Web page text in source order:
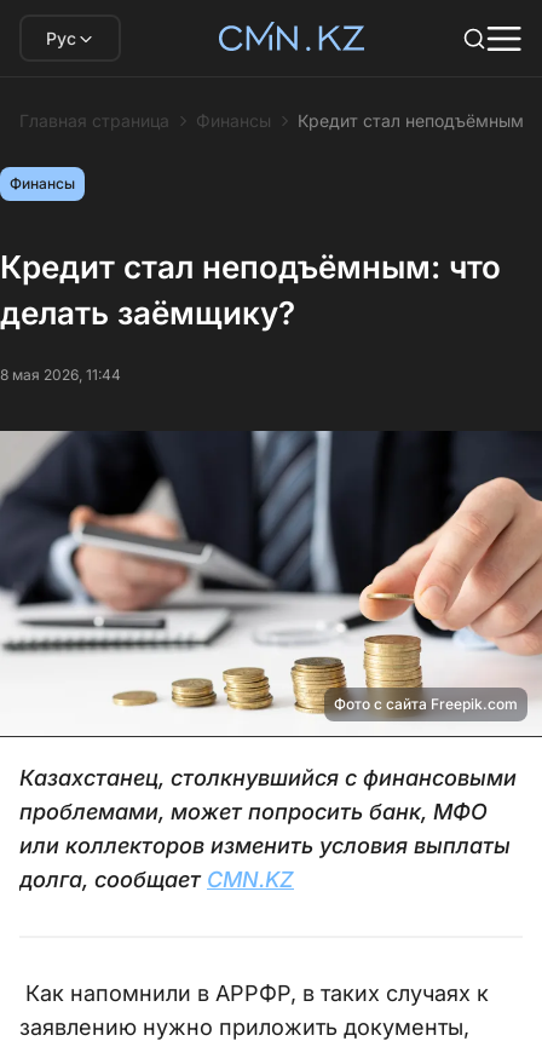
Рус
Главная страница Финансы Кредит стал неподъёмным:
Финансы
Кредит стал неподъёмным: что
делать заёмщику?
8 мая 2026, 11:44
Фото с сайта Freepik.com
Казахстанец, столкнувшийся с финансовыми
проблемами, может попросить банк, МФО
или коллекторов изменить условия выплаты
долга, сообщает CMN.KZ
Как напомнили в АРРФР, в таких случаях к
заявлению нужно приложить документы,